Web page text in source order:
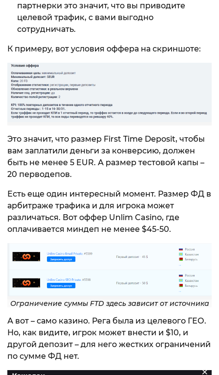
партнерки это значит, что вы приводите
целевой трафик, с вами выгодно
сотрудничать.
К примеру, вот условия оффера на скриншоте:
Это значит, что размер First Time Deposit, чтобы
вам заплатили деньги за конверсию, должен
быть не менее 5 EUR. А размер тестовой капы –
20 перводепов.
Есть еще один интересный момент. Размер ФД в
арбитраже трафика и для игрока может
различаться. Вот оффер Unlim Casino, где
оплачивается миндеп не менее $45-50.
Ограничение суммы FTD здесь зависит от источника
А вот – само казино. Рега была из целевого ГЕО.
Но, как видите, игрок может внести и $10, и
другой депозит – для него жестких ограничений
по сумме ФД нет.